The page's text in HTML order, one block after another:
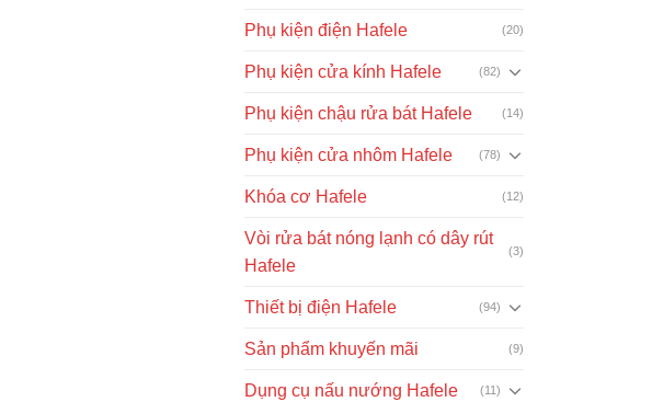
Phụ kiện điện Hafele (20)
Phụ kiện cửa kính Hafele (82)
Phụ kiện chậu rửa bát Hafele (14)
Phụ kiện cửa nhôm Hafele (78)
Khóa cơ Hafele (12)
Vòi rửa bát nóng lạnh có dây rút
Hafele
(3)
Thiết bị điện Hafele (94)
Sản phẩm khuyến mãi (9)
Dụng cụ nấu nướng Hafele (11)